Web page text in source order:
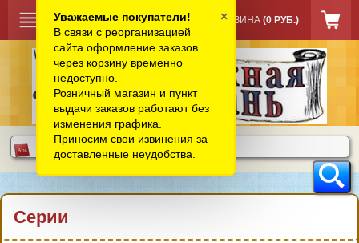
КОРЗИНА (0 РУБ.)
Серии
Уважаемые покупатели!
В связи с реорганизацией
сайта оформление заказов
через корзину временно
недоступно.
Розничный магазин и пункт
выдачи заказов работают без
изменения графика.
Приносим свои извинения за
доставленные неудобства.
×